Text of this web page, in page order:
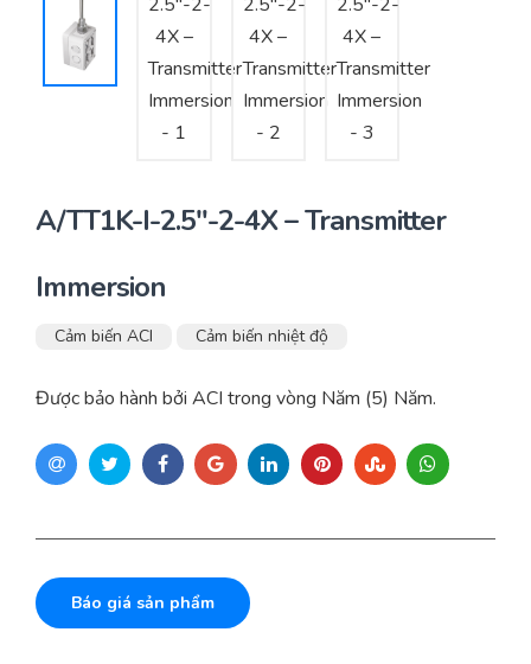
Thi công – Lắp đặt hệ thống HVAC
A/TT1K-I-2.5″-2-4X – Transmitter
Immersion
Cảm biến ACI Cảm biến nhiệt độ
Được bảo hành bởi ACI trong vòng Năm (5) Năm.
Báo giá sản phẩm